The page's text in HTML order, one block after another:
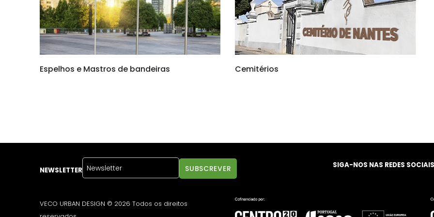
Espelhos e Mastros de bandeiras Cemitérios
NEWSLETTER
SIGA-NOS NAS REDES SOCIAIS
VECO URBAN DESIGN © 2026 Todos os direitos